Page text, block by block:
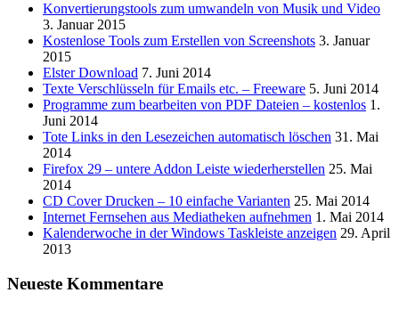
Konvertierungstools zum umwandeln von Musik und Video
3. Januar 2015
Kostenlose Tools zum Erstellen von Screenshots 3. Januar
2015
Elster Download 7. Juni 2014
Texte Verschlüsseln für Emails etc. – Freeware 5. Juni 2014
Programme zum bearbeiten von PDF Dateien – kostenlos 1.
Juni 2014
Tote Links in den Lesezeichen automatisch löschen 31. Mai
2014
Firefox 29 – untere Addon Leiste wiederherstellen 25. Mai
2014
CD Cover Drucken – 10 einfache Varianten 25. Mai 2014
Internet Fernsehen aus Mediatheken aufnehmen 1. Mai 2014
Kalenderwoche in der Windows Taskleiste anzeigen 29. April
2013
Neueste Kommentare